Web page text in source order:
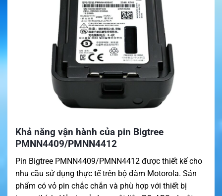
Khả năng vận hành của pin Bigtree
PMNN4409/PMNN4412
Pin Bigtree PMNN4409/PMNN4412 được thiết kế cho
nhu cầu sử dụng thực tế trên bộ đàm Motorola. Sản
phẩm có vỏ pin chắc chắn và phù hợp với thiết bị